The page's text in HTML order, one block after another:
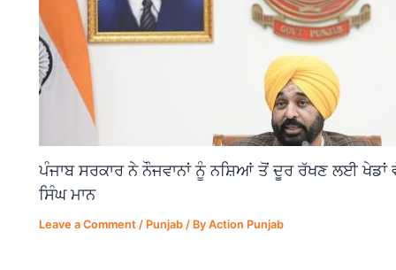
ਪੰਜਾਬ ਸਰਕਾਰ ਨੇ ਨੌਜਵਾਨਾਂ ਨੂੰ ਨਸ਼ਿਆਂ ਤੋਂ ਦੂਰ ਰੱਖਣ ਲਈ ਖੇਡਾਂ
ਸਿੰਘ ਮਾਨ
Leave a Comment / Punjab / ByAction Punjab